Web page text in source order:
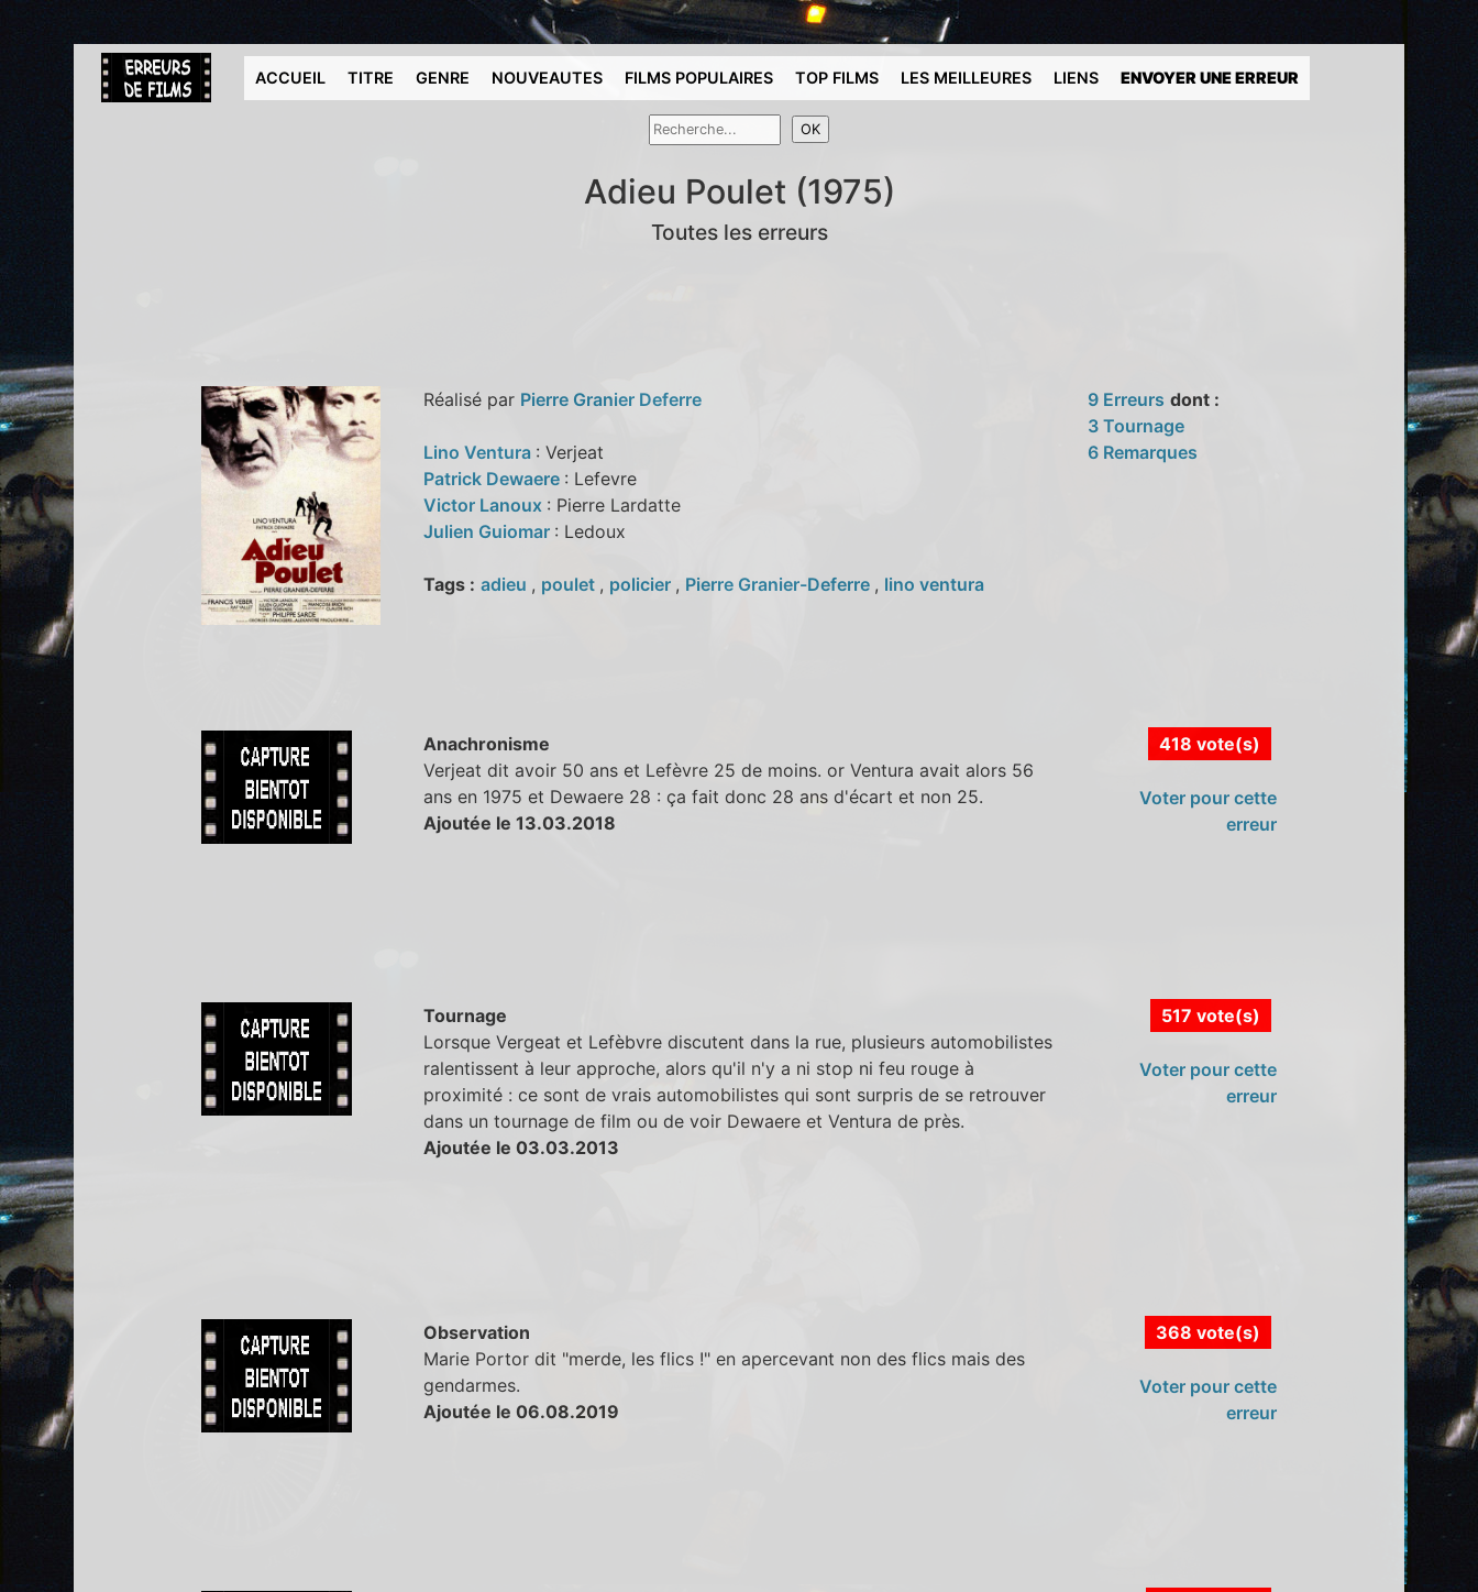
ACCUEIL TITRE GENRE NOUVEAUTES FILMS POPULAIRES TOP FILMS LES MEILLEURES LIENS ENVOYER UNE ERREUR
Adieu Poulet (1975)
Toutes les erreurs
Réalisé par Pierre Granier Deferre
Lino Ventura : Verjeat
Patrick Dewaere : Lefevre
Victor Lanoux : Pierre Lardatte
Julien Guiomar : Ledoux
Tags : adieu , poulet , policier , Pierre Granier-Deferre , lino ventura
9 Erreurs dont :
3 Tournage
6 Remarques
Anachronisme
Verjeat dit avoir 50 ans et Lefèvre 25 de moins. or Ventura avait alors 56
ans en 1975 et Dewaere 28 : ça fait donc 28 ans d'écart et non 25.
Ajoutée le 13.03.2018
418 vote(s)
Voter pour cette
erreur
Tournage
Lorsque Vergeat et Lefèbvre discutent dans la rue, plusieurs automobilistes
ralentissent à leur approche, alors qu'il n'y a ni stop ni feu rouge à
proximité : ce sont de vrais automobilistes qui sont surpris de se retrouver
dans un tournage de film ou de voir Dewaere et Ventura de près.
Ajoutée le 03.03.2013
517 vote(s)
Voter pour cette
erreur
Observation
Marie Portor dit "merde, les flics !" en apercevant non des flics mais des
gendarmes.
Ajoutée le 06.08.2019
368 vote(s)
Voter pour cette
erreur